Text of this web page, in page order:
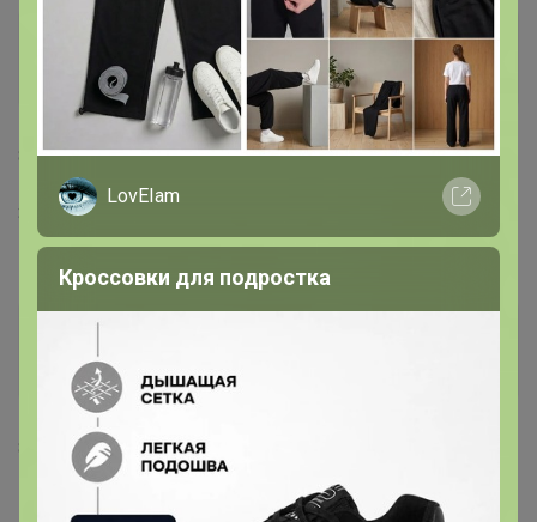
марта63
Виртуоз СП
8 ноября, 2021 11:35
Здравствуйте, для кружек крустад есть тарелки в
комплект?
8 ноября, 2021 13:43
24-ok.ru/catalog/235749
LovEIam
Кроссовки для подростка